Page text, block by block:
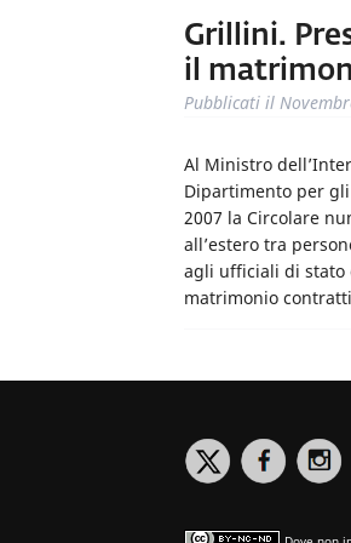
Grillini.
il
Pubblicati il
Al Ministro
Dipartimento per
2007 la Circolare
all’estero tra
agli ufficiali di stato
matrimonio